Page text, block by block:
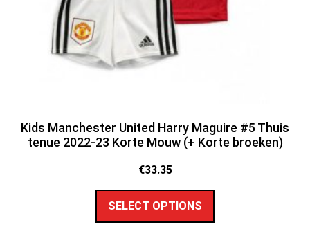
Kids Manchester United Harry Maguire #5 Thuis
tenue 2022-23 Korte Mouw (+ Korte broeken)
€33.35
SELECT OPTIONS